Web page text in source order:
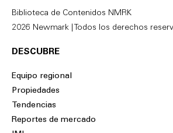
Biblioteca de Contenidos NMRK
2026 Newmark | Todos los derechos
DESCUBRE
Equipo regional
Propiedades
Tendencias
Reportes de mercado